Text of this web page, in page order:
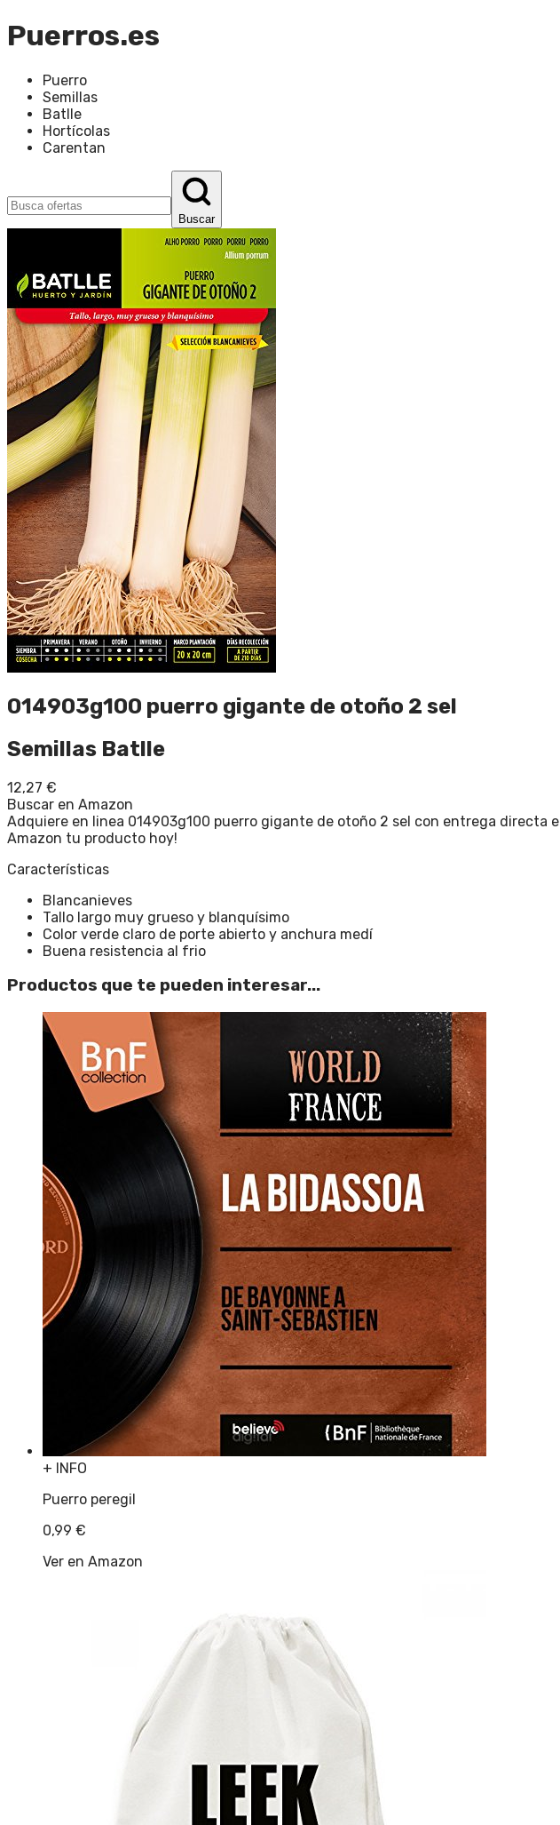
Puerros.es
Puerro
Semillas
Batlle
Hortícolas
Carentan
Buscar
014903g100 puerro gigante de otoño 2 sel
Semillas Batlle
12,27 €
Buscar en Amazon
Adquiere en linea 014903g100 puerro gigante de otoño 2 sel con entrega directa
Amazon tu producto hoy!
Características
Blancanieves
Tallo largo muy grueso y blanquísimo
Color verde claro de porte abierto y anchura medí
Buena resistencia al frio
Productos que te pueden interesar...
+ INFO
Puerro peregil
0,99 €
Ver en Amazon